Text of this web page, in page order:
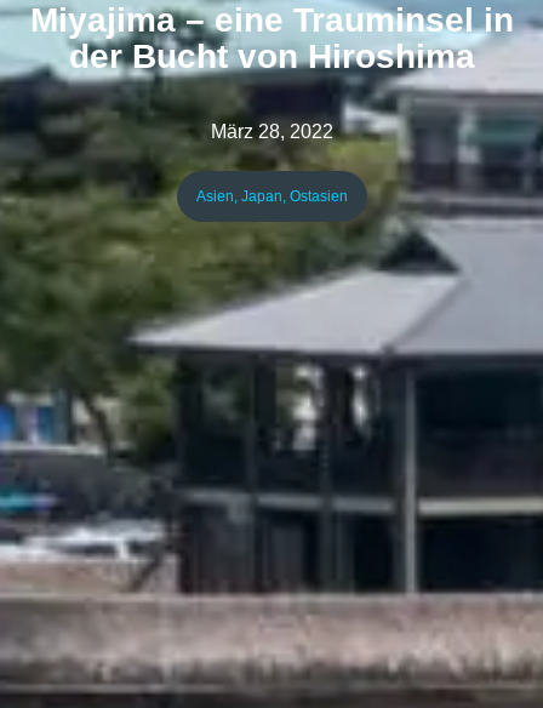
Miyajima – eine Trauminsel in
der Bucht von Hiroshima
März 28, 2022
Asien, Japan, Ostasien